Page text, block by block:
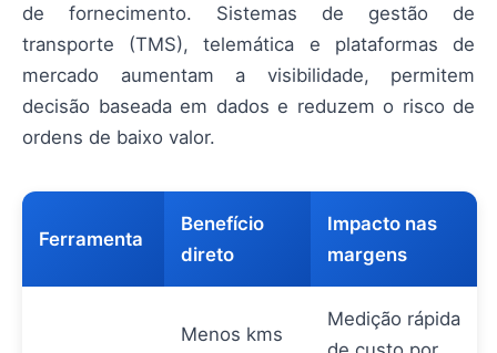
de fornecimento. Sistemas de gestão de
transporte (TMS), telemática e plataformas de
mercado aumentam a visibilidade, permitem
decisão baseada em dados e reduzem o risco de
ordens de baixo valor.
Ferramenta
Benefício
direto
Impacto nas
margens
Menos kms
Medição rápida